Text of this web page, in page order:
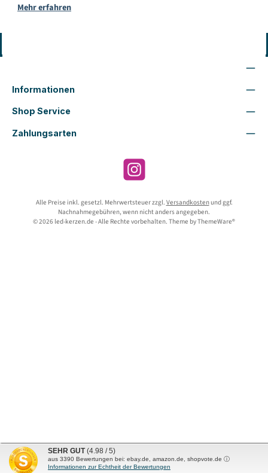
Mehr erfahren
Informationen
Shop Service
Zahlungsarten
Instagram
Alle Preise inkl. gesetzl. Mehrwertsteuer zzgl. Versandkostenund ggf.
Nachnahmegebühren, wenn nicht anders angegeben.
© 2026 led-kerzen.de - Alle Rechte vorbehalten. Theme byThemeWare®
SEHR GUT (4.98 / 5)
aus 3390 Bewertungen bei: ebay.de, amazon.de, shopvote.de ⓘ
Informationen zur Echtheit der Bewertungen